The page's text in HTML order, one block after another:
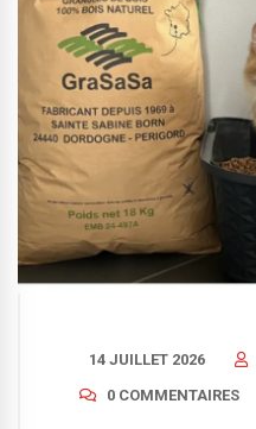
14 JUILLET 2026
0 COMMENTAIRES